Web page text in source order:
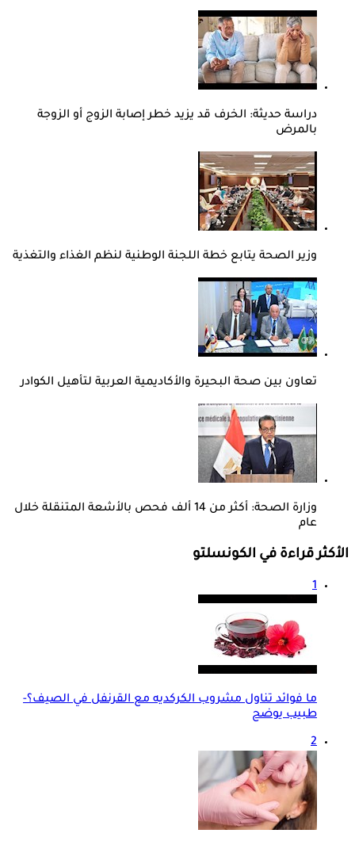
دراسة حديثة: الخرف قد يزيد خطر إصابة الزوج أو الزوجة
بالمرض
وزير الصحة يتابع خطة اللجنة الوطنية لنظم الغذاء والتغذية
تعاون بين صحة البحيرة والأكاديمية العربية لتأهيل الكوادر
وزارة الصحة: أكثر من 14 ألف فحص بالأشعة المتنقلة خلال
عام
الأكثر قراءة في الكونسلتو
1
ما فوائد تناول مشروب الكركديه مع القرنفل في الصيف؟-
طبيب يوضح
2